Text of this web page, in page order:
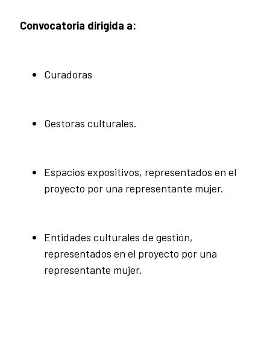
Convocatoria dirigida a:
Curadoras
Gestoras culturales.
Espacios expositivos, representados en el
proyecto por una representante mujer.
Entidades culturales de gestión,
representados en el proyecto por una
representante mujer.